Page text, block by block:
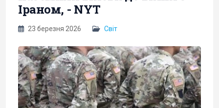
Іраном, - NYT
23 березня 2026 Світ